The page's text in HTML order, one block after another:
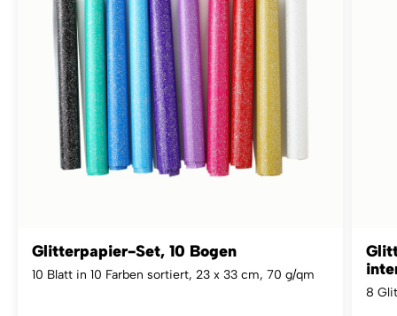
Glitterpapier-Set, 10 Bogen
10 Blatt in 10 Farben sortiert, 23 x 33 cm, 70 g/qm
8